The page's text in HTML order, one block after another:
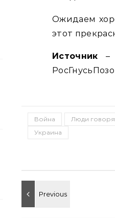
Ожидаем
этот
Источник –
Война Люди
Украина